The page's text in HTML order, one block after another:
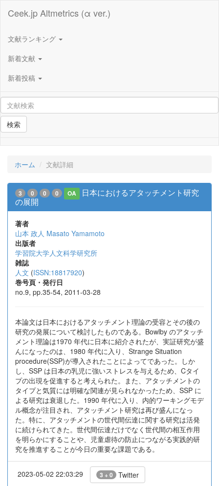
Ceek.jp Altmetrics (α ver.)
文献ランキング
新着文献
新着投稿
検索
ホーム 文献詳細
3 0 0 0 OA
日本におけるアタッチメント研究
の展開
著者
山本 政人 Masato Yamamoto
出版者
学習院大学人文科学研究所
雑誌
人文 (ISSN:18817920)
巻号頁・発行日
no.9, pp.35-54, 2011-03-28
本論文は日本におけるアタッチメント理論の受容とその後の
研究の発展について検討したものである。Bowlby のアタッチ
メント理論は1970 年代に日本に紹介されたが、実証研究が盛
んになったのは、1980 年代に入り、Strange Situation
procedure(SSP)が導入されたことによってであった。しか
し、SSP は日本の乳児に強いストレスを与えるため、Cタイ
プの出現を促進すると考えられた。また、アタッチメントの
タイプと気質には明確な関連が見られなかったため、SSP に
よる研究は衰退した。1990 年代に入り、内的ワーキングモデ
ル概念が注目され、アタッチメント研究は再び盛んになっ
た。特に、アタッチメントの世代間伝達に関する研究は活発
に続けられてきた。世代間伝達だけでなく世代間の相互作用
を明らかにすることや、児童虐待の防止につながる実践的研
究を推進することが今日の重要な課題である。
2023-05-02 22:03:29 3 + 0 Twitter